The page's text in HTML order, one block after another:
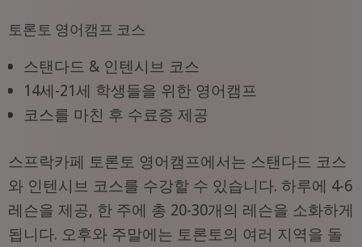
토론토 영어캠프 코스
스탠다드 & 인텐시브 코스
14세-21세 학생들을 위한 영어캠프
코스를 마친 후 수료증 제공
스프락카페 토론토 영어캠프에서는 스탠다드 코스
와 인텐시브 코스를 수강할 수 있습니다. 하루에 4-6
레슨을 제공, 한 주에 총 20-30개의 레슨을 소화하게
됩니다. 오후와 주말에는 토론토의 여러 지역을 돌